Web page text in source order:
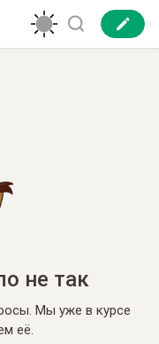
не так
Мы уже в курсе
её.